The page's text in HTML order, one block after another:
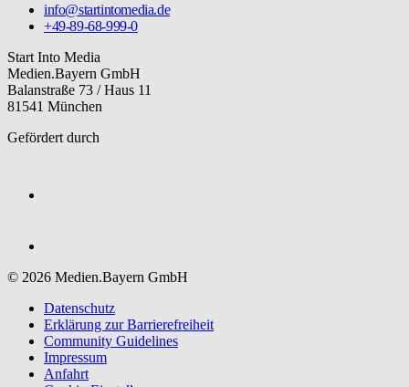
info@startintomedia.de
+49-89-68-999-0
Start Into Media
Medien.Bayern GmbH
Balanstraße 73 / Haus 11
81541 München
Gefördert durch
© 2026 Medien.Bayern GmbH
Datenschutz
Erklärung zur Barriere­freiheit
Community Guidelines
Impressum
Anfahrt